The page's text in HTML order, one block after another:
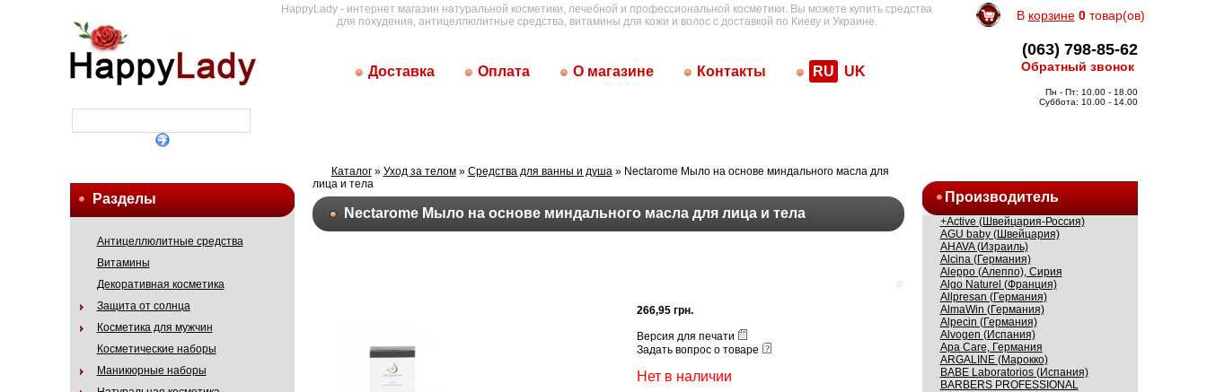
HappyLady - интернет магазин натуральной косметики, лечебной и профессиональной косметики. Вы можете купить средства
для похудения, антицеллюлитные средства, витамины для кожи и волос с доставкой по Киеву и Украине.
Доставка Оплата О магазине Контакты RU UK
В корзине 0товар(ов)
(063) 798-85-62
Обратный звонок
Пн - Пт: 10.00 - 18.00
Суббота: 10.00 - 14.00
Разделы
Антицеллюлитные средства
Витамины
Декоративная косметика
Защита от солнца
Косметика для мужчин
Косметические наборы
Маникюрные наборы
Каталог» Уход за телом» Средства для ванны и душа» Nectarome Мыло на основе миндального масла для
лица и тела
Nectarome Мыло на основе миндального масла для лица и тела
266,95 грн.
Версия для печати
Задать вопрос о товаре
Нет в наличии
Производитель
+Active (Швейцария-Россия)
AGU baby (Швейцария)
AHAVA (Израиль)
Alcina (Германия)
Aleppo (Алеппо), Сирия
Algo Naturel (Франция)
Allpresan (Германия)
AlmaWin (Германия)
Alpecin (Германия)
Alvogen (Испания)
Apa Care, Германия
ARGALINE (Марокко)
BABE Laboratorios (Испания)
BARBERS PROFESSIONAL